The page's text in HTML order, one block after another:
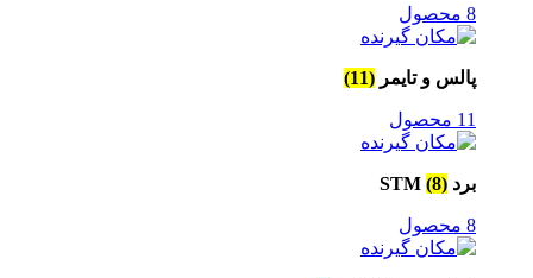
8 محصول
پالس و تایمر (11)
11 محصول
برد STM (8)
8 محصول